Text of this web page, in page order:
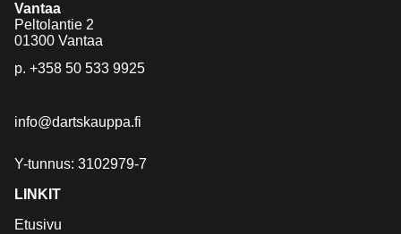
Vantaa
Peltolantie 2
01300 Vantaa
p. +358 50 533 9925
info@dartskauppa.fi
Y-tunnus: 3102979-7
LINKIT
Etusivu